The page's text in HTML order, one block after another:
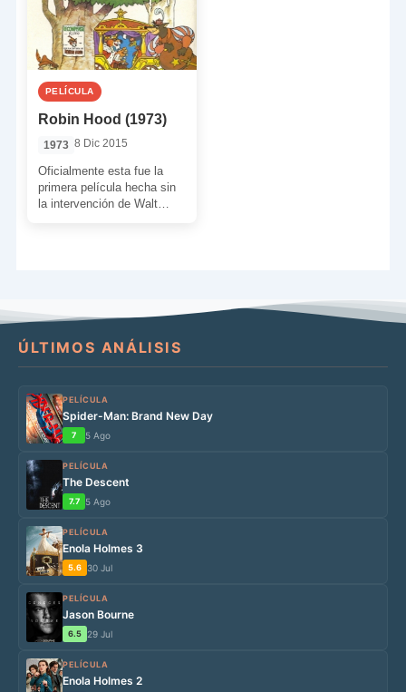
PELÍCULA
Robin Hood (1973)
1973 8 Dic 2015
Oficialmente esta fue la
primera película hecha sin
la intervención de Walt
ÚLTIMOS ANÁLISIS
PELÍCULA
Spider-Man: Brand New Day
7 5 Ago
PELÍCULA
The Descent
7.7 5 Ago
PELÍCULA
Enola Holmes 3
5.6 30 Jul
PELÍCULA
Jason Bourne
6.5 29 Jul
PELÍCULA
Enola Holmes 2